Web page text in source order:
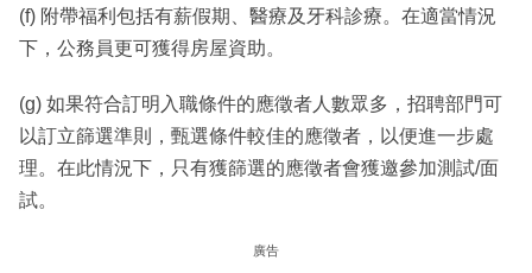
(f) 附帶福利包括有薪假期、醫療及牙科診療。在適當情況
下，公務員更可獲得房屋資助。
(g) 如果符合訂明入職條件的應徵者人數眾多，招聘部門可
以訂立篩選準則，甄選條件較佳的應徵者，以便進一步處
理。在此情況下，只有獲篩選的應徵者會獲邀參加測試/面
試。
廣告